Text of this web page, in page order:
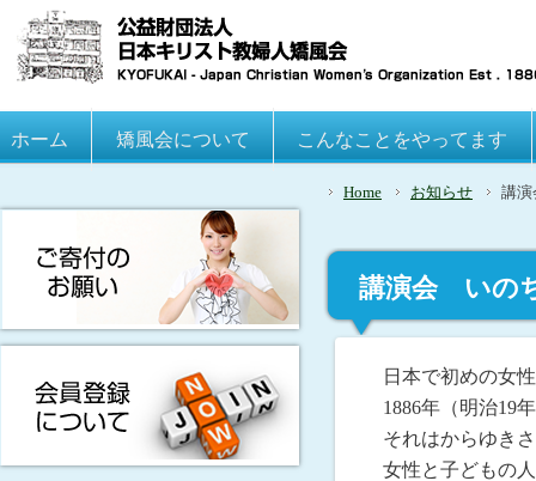
Skip to primary content
Skip to secondary content
ホーム 矯風会について こんなことをやってます
Home お知らせ 講
講演会 いの
日本で初めの女
1886年（明治19
それはからゆき
女性と子どもの